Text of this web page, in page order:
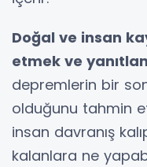
Doğal ve insan
etmek ve
depremlerin bir
olduğunu tahmin
insan davranış
kalanlara ne